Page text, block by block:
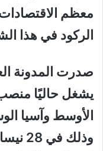
معظم
الركود في هذا
صدرت المدونة
يشغل حاليًا
الأوسط وآسيا